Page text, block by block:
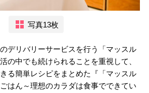
写真13枚
デリバリーサービスを行う「マッスル
の中でも続けられることを重視して、
る簡単レシピをまとめた『「マッスル
はん～理想のカラダは食事でできてい